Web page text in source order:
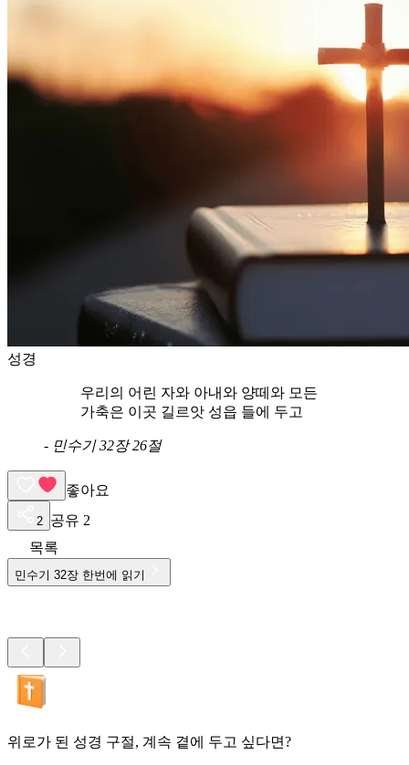
성경
우리의 어린 자와 아내와 양떼와 모든
가축은 이곳 길르앗 성읍 들에 두고
- 민수기 32장 26절
좋아요
2 공유 2
목록
민수기 32장 한번에 읽기
위로가 된 성경 구절, 계속 곁에 두고 싶다면?